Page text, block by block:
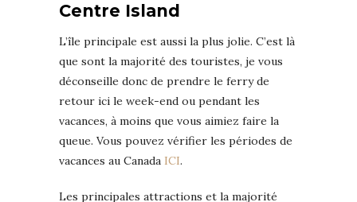
Centre Island
L’île principale est aussi la plus jolie. C’est là
que sont la majorité des touristes, je vous
déconseille donc de prendre le ferry de
retour ici le week-end ou pendant les
vacances, à moins que vous aimiez faire la
queue. Vous pouvez vérifier les périodes de
vacances au Canada ICI.
Les principales attractions et la majorité